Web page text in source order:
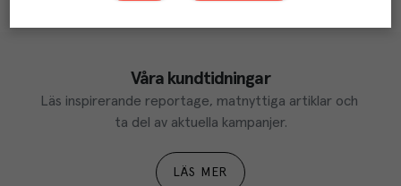
Våra kundtidningar
Läs inspirerande reportage, matnyttiga artiklar och
ta del av aktuella kampanjer.
LÄS MER